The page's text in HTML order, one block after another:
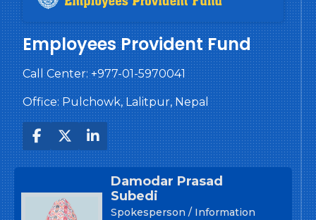
Employees Provident Fund
Call Center:+977-01-5970041
Office: Pulchowk, Lalitpur, Nepal
Damodar Prasad
Subedi
Spokesperson / Information